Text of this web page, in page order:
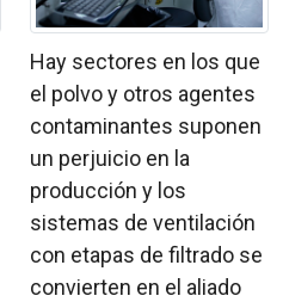
Hay sectores en los que
el polvo y otros agentes
contaminantes suponen
un perjuicio en la
producción y los
sistemas de ventilación
con etapas de filtrado se
convierten en el aliado